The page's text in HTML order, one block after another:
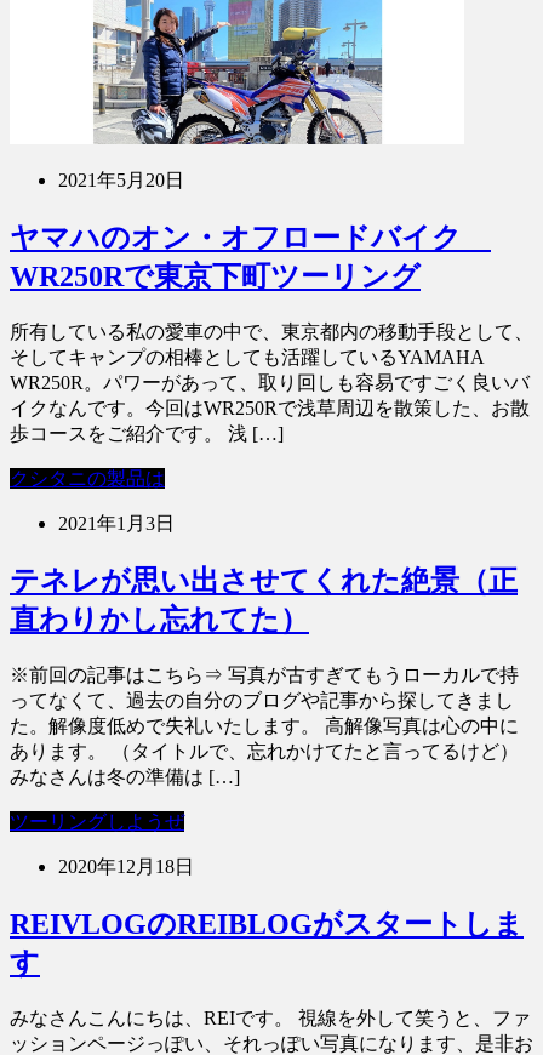
2021年5月20日
ヤマハのオン・オフロードバイク
WR250Rで東京下町ツーリング
所有している私の愛車の中で、東京都内の移動手段として、
そしてキャンプの相棒としても活躍しているYAMAHA
WR250R。パワーがあって、取り回しも容易ですごく良いバ
イクなんです。今回はWR250Rで浅草周辺を散策した、お散
歩コースをご紹介です。 浅 […]
クシタニの製品は
2021年1月3日
テネレが思い出させてくれた絶景（正
直わりかし忘れてた）
※前回の記事はこちら⇒ 写真が古すぎてもうローカルで持
ってなくて、過去の自分のブログや記事から探してきまし
た。解像度低めで失礼いたします。 高解像写真は心の中に
あります。 （タイトルで、忘れかけてたと言ってるけど）
みなさんは冬の準備は […]
ツーリングしようぜ
2020年12月18日
REIVLOGのREIBLOGがスタートしま
す
みなさんこんにちは、REIです。 視線を外して笑うと、ファ
ッションページっぽい、それっぽい写真になります、是非お